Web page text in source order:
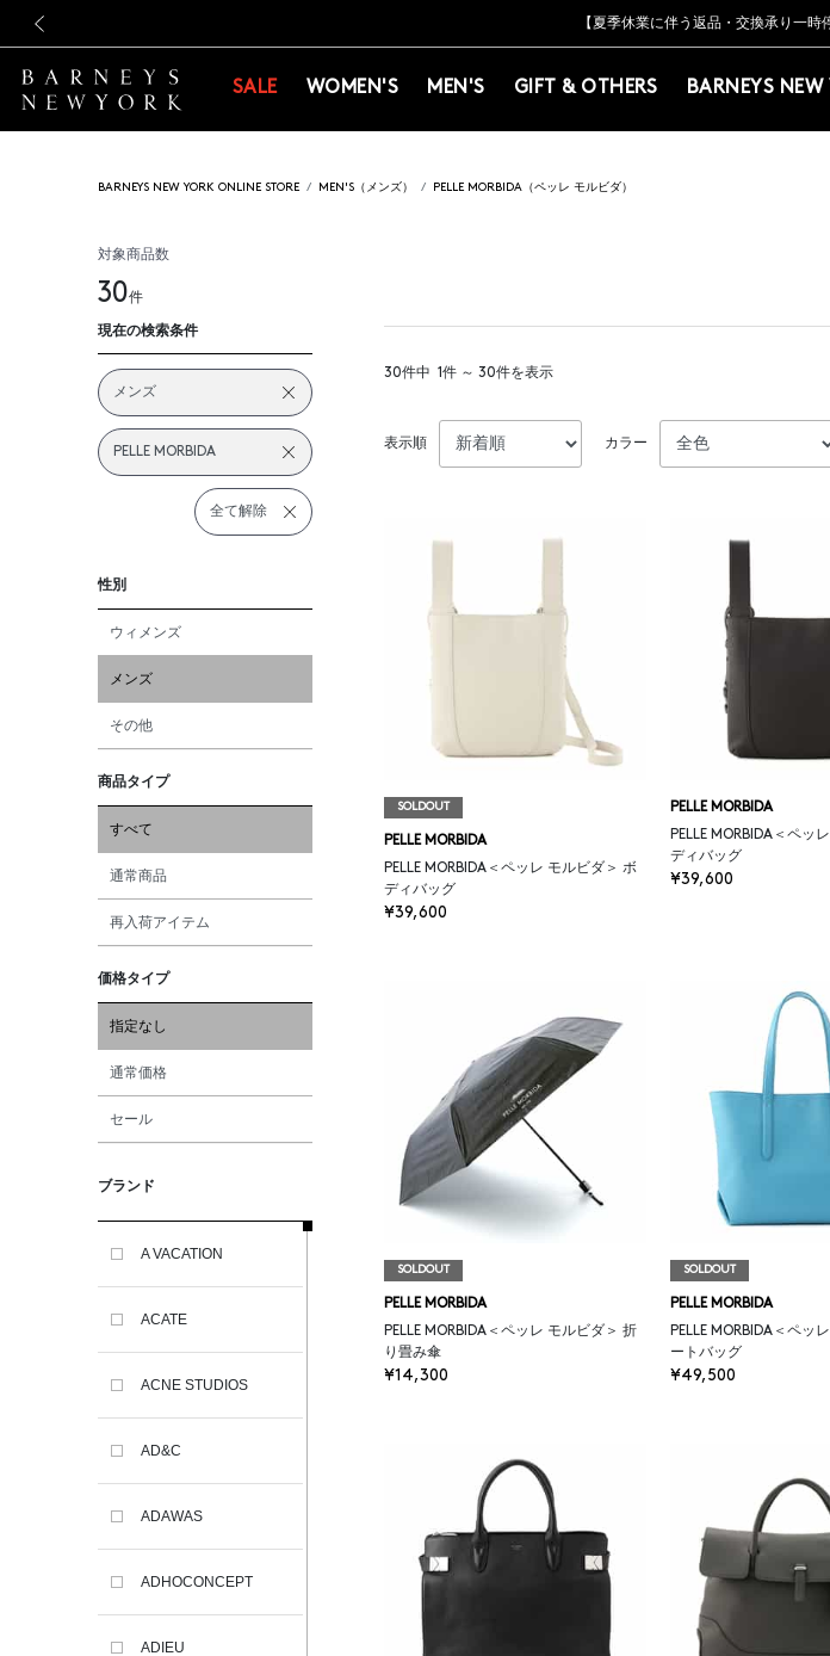
新規登録のお客様も対象！＜MY BARNEYS＞会員のお客様は11,000円（
【夏季休業に伴う出荷一時停
【オンラインストア カスタマーセンター夏
【夏季休業に伴う返品・交換承り一時
熊本県を中心とした地震の影響に
【開催中】SUMMER SALE
新規登録のお客様も対象！＜MY BARNEYS＞会員のお客様は11,000円（
【夏季休業に伴う出荷一時停
SALE WOMEN'S MEN'S GIFT & OTHERS BARNEYS NEW
BARNEYS NEW YORK ONLINE STORE MEN'S（メンズ） PELLE MORBIDA（ペッレ モルビダ）
対象商品数
30件
現在の検索条件
メンズ
PELLE MORBIDA
全て解除
性別
ウィメンズ
メンズ
その他
商品タイプ
すべて
通常商品
再入荷アイテム
価格タイプ
指定なし
通常価格
セール
ブランド
A VACATION
ACATE
ACNE STUDIOS
AD&C
ADAWAS
ADHOCONCEPT
ADIEU
30件中 1件 ～ 30件を表示
表示順 カラー
SOLDOUT
PELLE MORBIDA
PELLE MORBIDA＜ペッレ モルビダ＞ ボ
ディバッグ
¥39,600
PELLE MORBIDA
PELLE MORBIDA＜ペッ
ディバッグ
¥39,600
SOLDOUT
PELLE MORBIDA
PELLE MORBIDA＜ペッレ モルビダ＞ 折
り畳み傘
¥14,300
SOLDOUT
PELLE MORBIDA
PELLE MORBIDA＜ペッ
ートバッグ
¥49,500